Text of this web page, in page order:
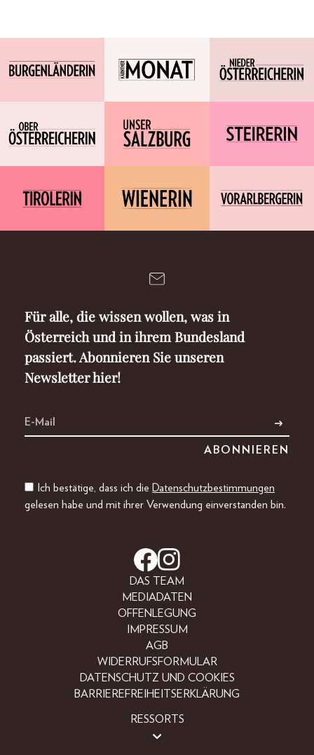
Für alle, die wissen wollen, was in
Österreich und in ihrem Bundesland
passiert. Abonnieren Sie unseren
Newsletter hier!
Ich bestätige, dass ich die Datenschutzbestimmungen
gelesen habe und mit ihrer Verwendung einverstanden bin.
DAS TEAM
MEDIADATEN
OFFENLEGUNG
IMPRESSUM
AGB
WIDERRUFSFORMULAR
DATENSCHUTZ UND COOKIES
BARRIEREFREIHEITSERKLÄRUNG
RESSORTS